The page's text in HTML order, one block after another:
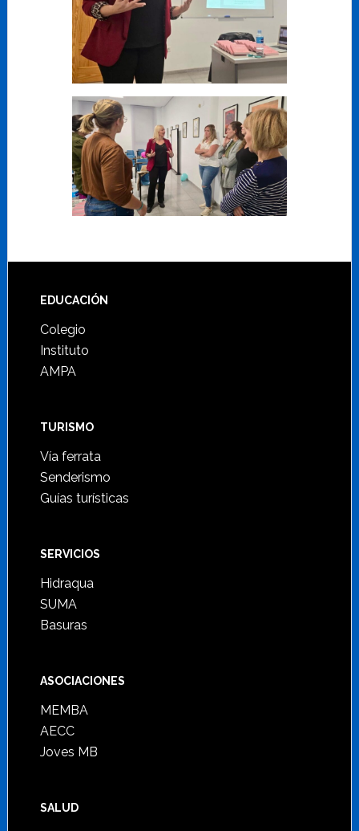
Footer
EDUCACIÓN
Colegio
Instituto
AMPA
TURISMO
Vía ferrata
Senderismo
Guías turísticas
SERVICIOS
Hidraqua
SUMA
Basuras
ASOCIACIONES
MEMBA
AECC
Joves MB
SALUD